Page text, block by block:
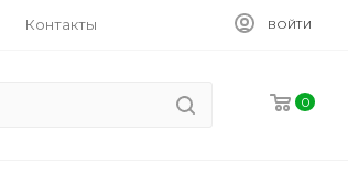
Контакты ВОЙТИ
0